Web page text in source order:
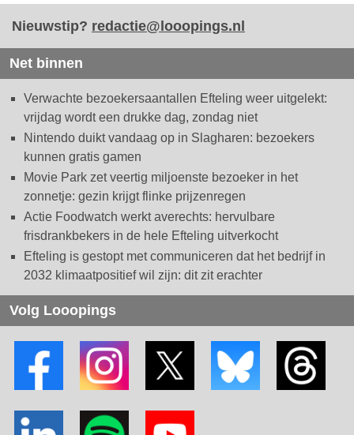
Nieuwstip? redactie@looopings.nl
Net binnen
Verwachte bezoekersaantallen Efteling weer uitgelekt:
vrijdag wordt een drukke dag, zondag niet
Nintendo duikt vandaag op in Slagharen: bezoekers
kunnen gratis gamen
Movie Park zet veertig miljoenste bezoeker in het
zonnetje: gezin krijgt flinke prijzenregen
Actie Foodwatch werkt averechts: hervulbare
frisdrankbekers in de hele Efteling uitverkocht
Efteling is gestopt met communiceren dat het bedrijf in
2032 klimaatpositief wil zijn: dit zit erachter
Volg Looopings